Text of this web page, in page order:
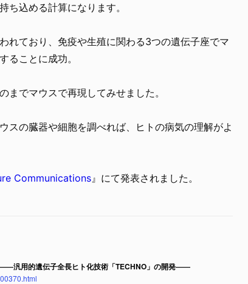
ち込める計算になります。
れており、免疫や生殖に関わる3つの遺伝子座でマ
ることに成功。
までマウスで再現してみせました。
スの臓器や細胞を調べれば、ヒトの病気の理解がよ
Communications』にて発表されました。
汎用的遺伝子全長ヒト化技術「TECHNO」の開発――